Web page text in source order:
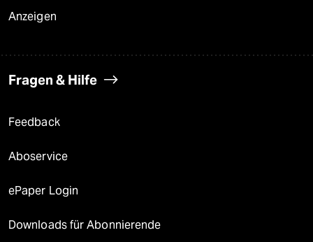
Anzeigen
Fragen & Hilfe
Feedback
Aboservice
ePaper Login
Downloads für Abonnierende